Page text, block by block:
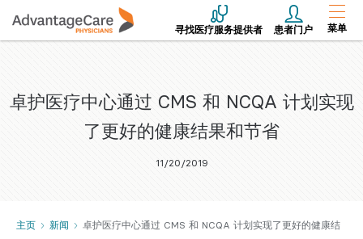
寻找医疗服务提供者 患者门户 菜单
卓护医疗中心通过 CMS 和 NCQA 计划实现
了更好的健康结果和节省
11/20/2019
主页 新闻
卓护医疗中心通过 CMS 和 NCQA 计划实现了更好的健康结